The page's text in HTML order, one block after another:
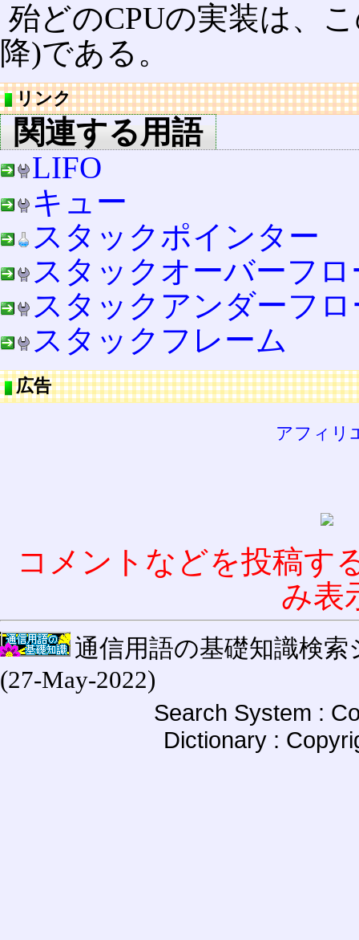
殆どのCPUの実装は、
降)である。
リンク
関連する用語
LIFO
キュー
スタックポインター
スタックオーバーフロ
スタックアンダーフロ
スタックフレーム
広告
アフィリ
コメントなどを投稿す
み表
通信用語の基礎知識検索
(27-May-2022)
Search System :
Dictionary :